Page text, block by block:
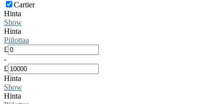
Cartier
Hinta
Show
Hinta
Piilottaa
£
-
£
Hinta
Show
Hinta